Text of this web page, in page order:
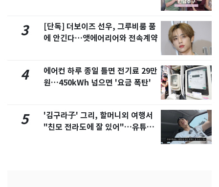
3
[단독] 더보이즈 선우, 그루비룸 품
에 안긴다…앳에어리어와 전속계약
4
에어컨 하루 종일 틀면 전기료 29만
원…450kWh 넘으면 '요금 폭탄'
5
'김구라子' 그리, 할머니외 여행서
"친모 전라도에 잘 있어"…유튜브